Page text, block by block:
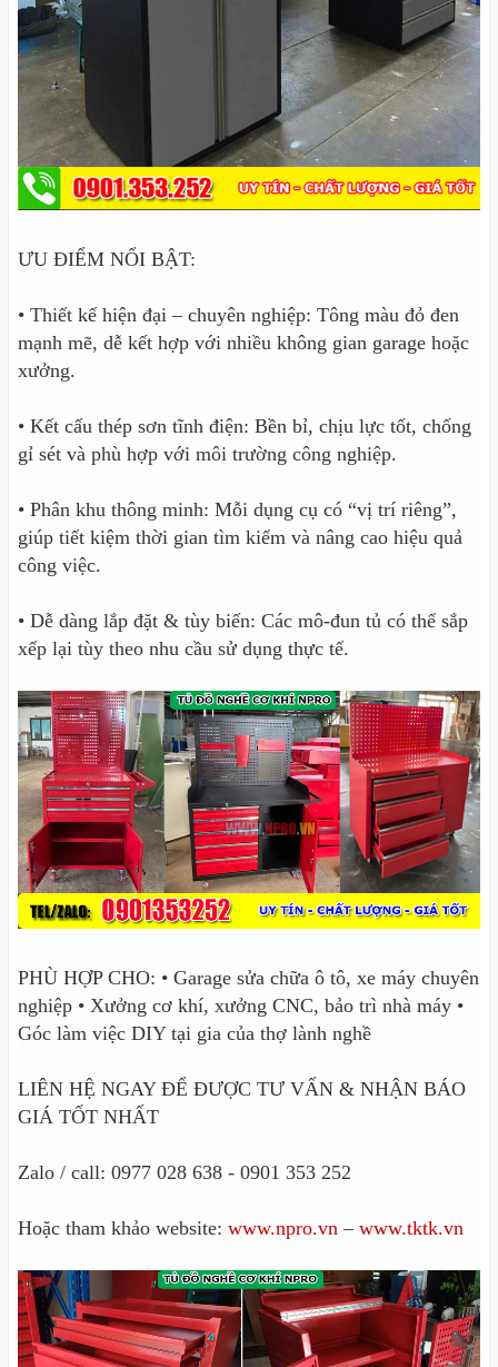
ƯU ĐIỂM NỔI BẬT:
• Thiết kế hiện đại – chuyên nghiệp: Tông màu đỏ đen
mạnh mẽ, dễ kết hợp với nhiều không gian garage hoặc
xưởng.
• Kết cấu thép sơn tĩnh điện: Bền bỉ, chịu lực tốt, chống
gỉ sét và phù hợp với môi trường công nghiệp.
• Phân khu thông minh: Mỗi dụng cụ có “vị trí riêng”,
giúp tiết kiệm thời gian tìm kiếm và nâng cao hiệu quả
công việc.
• Dễ dàng lắp đặt & tùy biến: Các mô-đun tủ có thể sắp
xếp lại tùy theo nhu cầu sử dụng thực tế.
PHÙ HỢP CHO: • Garage sửa chữa ô tô, xe máy chuyên
nghiệp • Xưởng cơ khí, xưởng CNC, bảo trì nhà máy •
Góc làm việc DIY tại gia của thợ lành nghề
LIÊN HỆ NGAY ĐỂ ĐƯỢC TƯ VẤN & NHẬN BÁO
GIÁ TỐT NHẤT
Zalo / call: 0977 028 638 - 0901 353 252
Hoặc tham khảo website: www.npro.vn – www.tktk.vn